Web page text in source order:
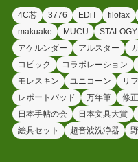
4C芯 3776 EDiT filofax
makuake
MUCU STALOGY
アケルンダー
アルスター
コピック
コラボレーション
モレスキン
ユニコーン リ
レポートパッド
万年筆 修
日本手帖の会
日本文具大賞
絵具セット
超音波洗浄器